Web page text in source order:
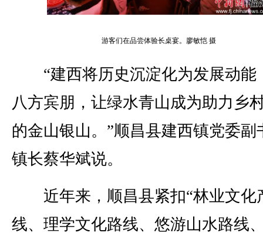
游客们在品尝体验长桌宴。廖敏恺 摄
“建西将历史沉淀化为发展动能
八方宾朋，让绿水青山成为助力乡
的金山银山。”顺昌县建西镇党委副
镇长蔡华斌说。
近年来，顺昌县紧扣“林业文化
线、理学文化路线、悠游山水路线